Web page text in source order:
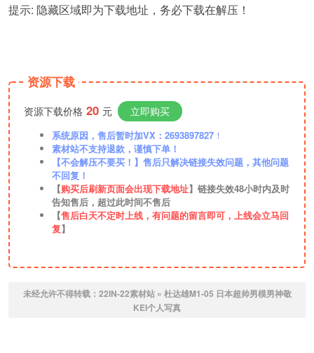
提示: 隐藏区域即为下载地址，务必下载在解压！
资源下载
资源下载价格 20 元 立即购买
系统原因，售后暂时加VX：2693897827 ！
素材站不支持退款，谨慎下单！
【不会解压不要买！】售后只解决链接失效问题，其他问题
不回复！
【购买后刷新页面会出现下载地址】链接失效48小时内及时
告知售后，超过此时间不售后
【售后白天不定时上线，有问题的留言即可，上线会立马回
复】
未经允许不得转载： 22IN-22素材站» 杜达雄M1-05 日本超帅男模男神敬
KEI个人写真